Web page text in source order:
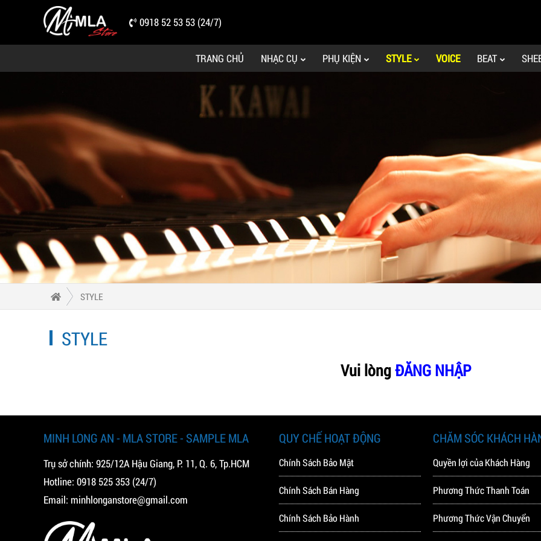
0918 52 53 53 (24/7)
TRANG CHỦ NHẠC CỤ PHỤ KIỆN STYLE VOICE BEAT
STYLE
STYLE
Vui lòngĐĂNG NHẬP
MINH LONG AN - MLA STORE - SAMPLE MLA
Trụ sở chính: 925/12A Hậu Giang, P. 11, Q. 6, Tp.HCM
Hotline: 0918 525 353 (24/7)
Email: minhlonganstore@gmail.com
QUY CHẾ HOẠT ĐỘNG
Chính Sách Bảo Mật
Chính Sách Bán Hàng
Chính Sách Bảo Hành
CHĂM SÓC KHÁCH
Quyền lợi của Khách Hàng
Phương Thức Thanh Toán
Phương Thức Vận Chuyển